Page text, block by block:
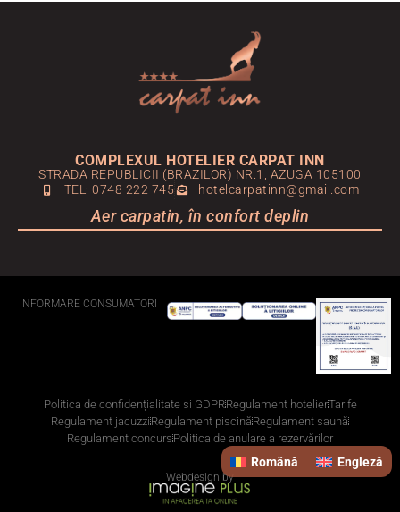
COMPLEXUL HOTELIER CARPAT INN
STRADA REPUBLICII (BRAZILOR) NR.1, AZUGA 105100
TEL: 0748 222 745
hotelcarpatinn@gmail.com
Aer carpatin, în confort deplin
Politica de confidențialitate si GDPRRegulament hotelierTarife
Regulament jacuzzi Regulament piscină Regulament saună
Regulament concurs Politica de anulare a rezervărilor
Webdesign by
INFORMARE CONSUMATORI
Română Engleză